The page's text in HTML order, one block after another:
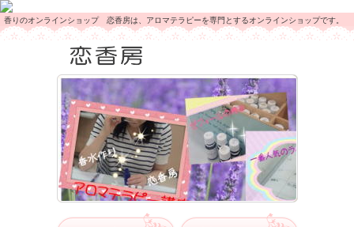
香りのオンラインショップ 恋香房は、アロマテラピーを専門とするオンラインショップです。